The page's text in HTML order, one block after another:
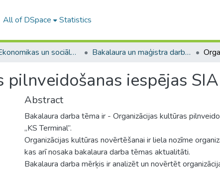
All of DSpace Statistics
A -- Ekonomikas un sociālo zinātņu fakultāte / Faculty of Economics and Social Sciences Bakalaura un maģistra darbi (ESZF) / Bachelor's and Master's theses
iespējas SIA
Abstract
Bakalaura darba tēma ir - Organizācijas kultūras
„KS Terminal”.
Organizācijas kultūras novērtēšanai ir liela nozīme
kas arī nosaka bakalaura darba tēmas aktualitāti.
Bakalaura darba mērķis ir analizēt un novērtēt